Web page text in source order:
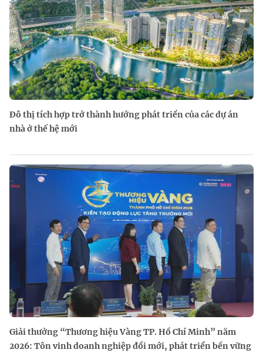
Đô thị tích hợp trở thành hướng phát triển của các dự án
nhà ở thế hệ mới
Giải thưởng “Thương hiệu Vàng TP. Hồ Chí Minh” năm
2026: Tôn vinh doanh nghiệp đổi mới, phát triển bền vững